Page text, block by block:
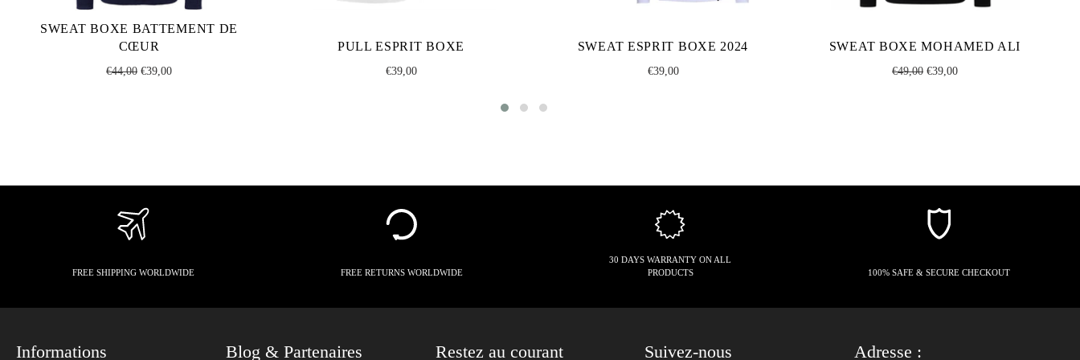
SWEAT BOXE BATTEMENT DE
CŒUR
Regular
€44,00Sale
€39,00
PULL ESPRIT BOXE
Regular
€39,00
SWEAT ESPRIT BOXE 2024
Regular
€39,00
SWEAT BOXE MOHAMED ALI
Regular
€49,00Sale
€39,00
FREE SHIPPING WORLDWIDE FREE RETURNS WORLDWIDE
30 DAYS WARRANTY ON ALL
PRODUCTS
100% SAFE & SECURE CHECKOUT
Informations Blog & Partenaires Restez au courant Suivez-nous Adresse :